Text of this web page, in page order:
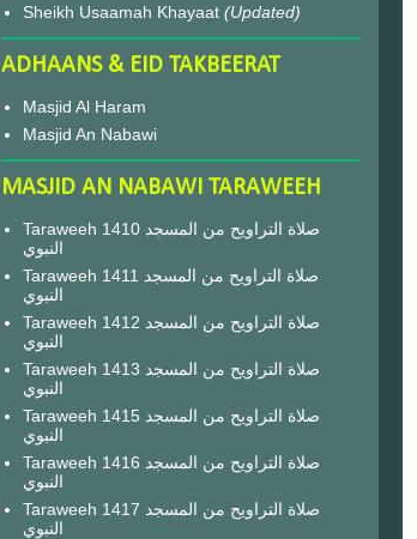
Sheikh Usaamah Khayaat (Updated)
ADHAANS & EID TAKBEERAT
Masjid Al Haram
Masjid An Nabawi
MASJID AN NABAWI TARAWEEH
Taraweeh 1410 صلاة التراويح من المسجد
النبوي
Taraweeh 1411 صلاة التراويح من المسجد
النبوي
Taraweeh 1412 صلاة التراويح من المسجد
النبوي
Taraweeh 1413 صلاة التراويح من المسجد
النبوي
Taraweeh 1415 صلاة التراويح من المسجد
النبوي
Taraweeh 1416 صلاة التراويح من المسجد
النبوي
Taraweeh 1417 صلاة التراويح من المسجد
النبوي